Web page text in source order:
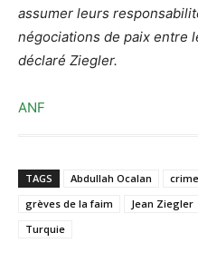
assumer leurs
négociations de paix entre
déclaré Ziegler.
ANF
TAGS Abdullah Ocalan
grèves de la faim
Jean Ziegler
Turquie